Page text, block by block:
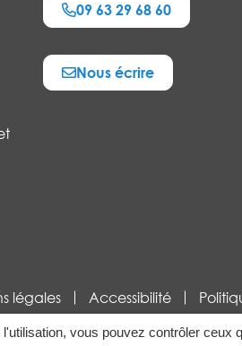
vous pouvez contrôler ceux
09 63 29 68 60
Nous écrire
légales Accessibilité